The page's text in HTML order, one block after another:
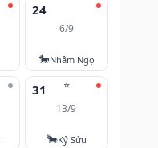
24
6/9
🐎Nhâm Ngọ
⭐
31
13/9
🐂Kỷ Sửu